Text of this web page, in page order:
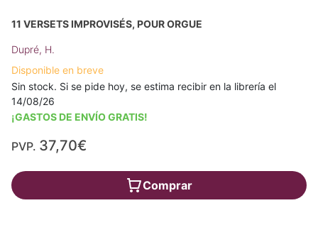
11 VERSETS IMPROVISÉS, POUR ORGUE
Dupré, H.
Disponible en breve
Sin stock. Si se pide hoy, se estima recibir en la librería el
14/08/26
¡GASTOS DE ENVÍO GRATIS!
PVP. 37,70€
Comprar